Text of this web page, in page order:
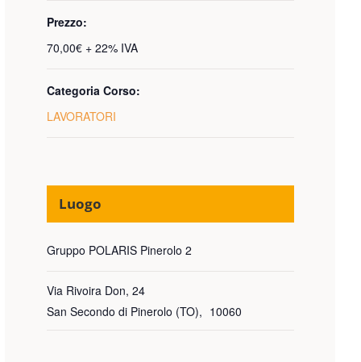
Prezzo:
70,00€ + 22% IVA
Categoria Corso:
LAVORATORI
Luogo
Gruppo POLARIS Pinerolo 2
Via Rivoira Don, 24
San Secondo di Pinerolo (TO), 10060